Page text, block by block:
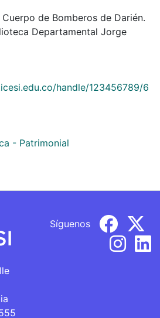
de Bomberos de Darién.
Departamental Jorge
handle/123456789/6
- Patrimonial
Síguenos